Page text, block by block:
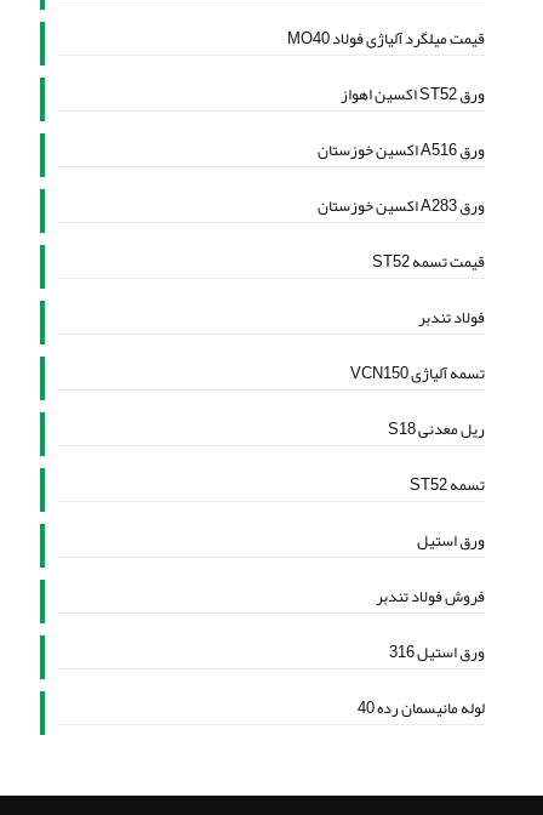
قیمت میلگرد آلیاژی فولاد MO40
ورق ST52 اکسین اهواز
ورق A516 اکسین خوزستان
ورق A283 اکسین خوزستان
قیمت تسمه ST52
فولاد تندبر
تسمه آلیاژی VCN150
ریل معدنی S18
تسمه ST52
ورق استیل
فروش فولاد تندبر
ورق استیل 316
لوله مانیسمان رده 40